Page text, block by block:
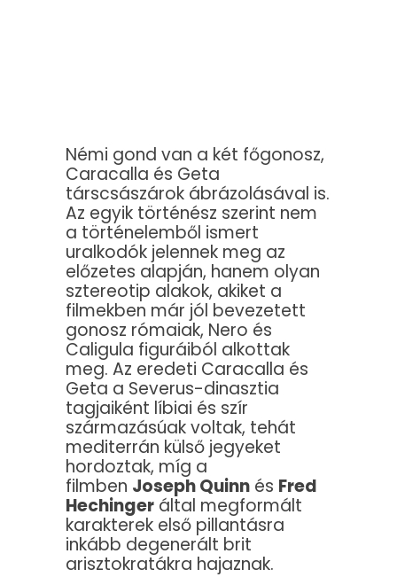
Némi gond van a két főgonosz,
Caracalla és Geta
társcsászárok ábrázolásával is.
Az egyik történész szerint nem
a történelemből ismert
uralkodók jelennek meg az
előzetes alapján, hanem olyan
sztereotip alakok, akiket a
filmekben már jól bevezetett
gonosz rómaiak, Nero és
Caligula figuráiból alkottak
meg. Az eredeti Caracalla és
Geta a Severus-dinasztia
tagjaiként líbiai és szír
származásúak voltak, tehát
mediterrán külső jegyeket
hordoztak, míg a
filmben Joseph Quinn és Fred
Hechinger által megformált
karakterek első pillantásra
inkább degenerált brit
arisztokratákra hajaznak.